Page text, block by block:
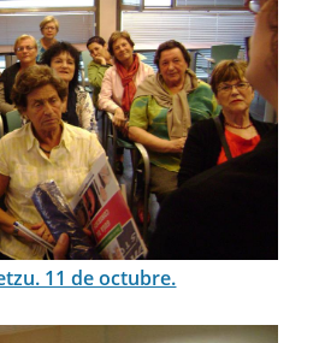
11 de octubre.